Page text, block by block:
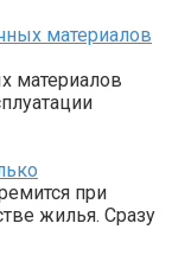
материалов
материалов
при
жилья. Сразу